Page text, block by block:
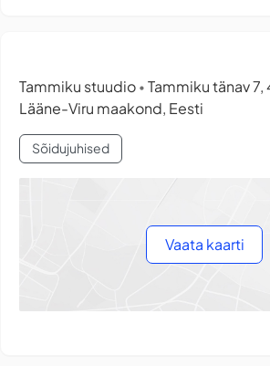
Tammiku stuudio • Tammiku tänav
Lääne-Viru maakond, Eesti
Sõidujuhised
Vaata kaarti